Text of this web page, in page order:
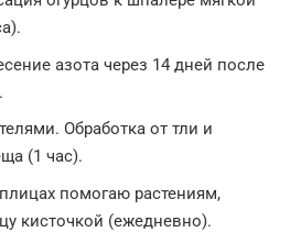
азота через 14 дней после
Обработка от тли и
(1 час).
помогаю растениям,
кисточкой (ежедневно).